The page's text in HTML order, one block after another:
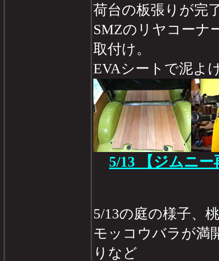
荷台の板張りが完
SMZのリヤコーナ
取付け。
EVAシートで泥よ
5/13 【ジムニー
5/13の庭の様子、
モッコウバラが満
りなど